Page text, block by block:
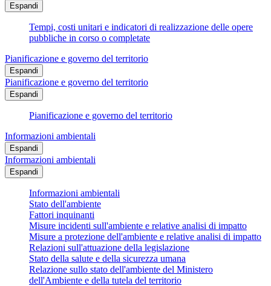
Espandi
Tempi, costi unitari e indicatori di realizzazione delle opere
pubbliche in corso o completate
Pianificazione e governo del territorio
Espandi
Pianificazione e governo del territorio
Espandi
Pianificazione e governo del territorio
Informazioni ambientali
Espandi
Informazioni ambientali
Espandi
Informazioni ambientali
Stato dell'ambiente
Fattori inquinanti
Misure incidenti sull'ambiente e relative analisi di impatto
Misure a protezione dell'ambiente e relative analisi di impatto
Relazioni sull'attuazione della legislazione
Stato della salute e della sicurezza umana
Relazione sullo stato dell'ambiente del Ministero
dell'Ambiente e della tutela del territorio